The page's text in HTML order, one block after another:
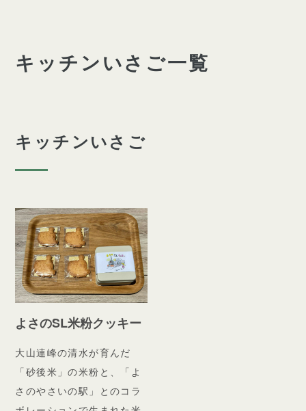
キッチンいさご一覧
キッチンいさご
よさのSL米粉クッキー
大山連峰の清水が育んだ
「砂後米」の米粉と、「よ
さのやさいの駅」とのコラ